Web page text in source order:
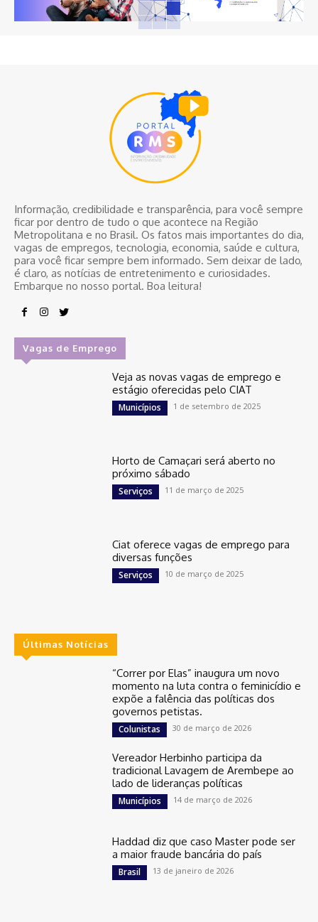
Informação, credibilidade e transparência, para você sempre
ficar por dentro de tudo o que acontece na Região
Metropolitana e no Brasil. Os fatos mais importantes do dia,
vagas de empregos, tecnologia, economia, saúde e cultura,
para você ficar sempre bem informado. Sem deixar de lado,
é claro, as notícias de entretenimento e curiosidades.
Embarque no nosso portal. Boa leitura!
Vagas de Emprego
Veja as novas vagas de emprego e
estágio oferecidas pelo CIAT
Municípios 1 de setembro de 2025
Horto de Camaçari será aberto no
próximo sábado
Serviços 11 de março de 2025
Ciat oferece vagas de emprego para
diversas funções
Serviços 10 de março de 2025
Últimas Notícias
“Correr por Elas” inaugura um novo
momento na luta contra o feminicídio e
expõe a falência das políticas dos
governos petistas.
Colunistas 30 de março de 2026
Vereador Herbinho participa da
tradicional Lavagem de Arembepe ao
lado de lideranças políticas
Municípios 14 de março de 2026
Haddad diz que caso Master pode ser
a maior fraude bancária do país
Brasil 13 de janeiro de 2026